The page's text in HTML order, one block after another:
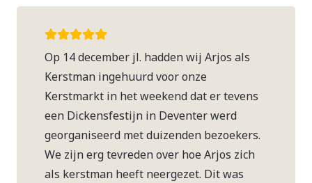
Op 14 december jl. hadden wij Arjos als
Kerstman ingehuurd voor onze
Kerstmarkt in het weekend dat er tevens
een Dickensfestijn in Deventer werd
georganiseerd met duizenden bezoekers.
We zijn erg tevreden over hoe Arjos zich
als kerstman heeft neergezet. Dit was